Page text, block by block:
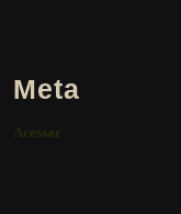
Meta
Acessar